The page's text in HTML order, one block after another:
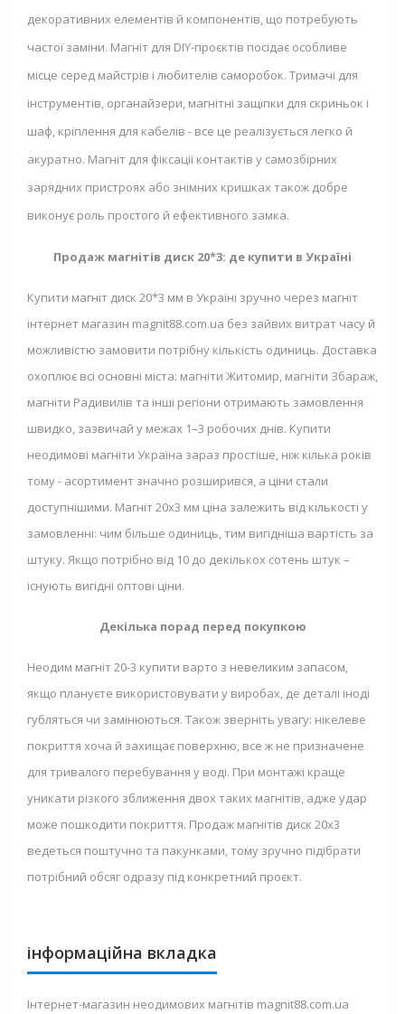
декоративних елементів й компонентів, що потребують
частої заміни. Магніт для DIY-проєктів посідає особливе
місце серед майстрів і любителів саморобок. Тримачі для
інструментів, органайзери, магнітні защіпки для скриньок і
шаф, кріплення для кабелів - все це реалізується легко й
акуратно. Магніт для фіксації контактів у самозбірних
зарядних пристроях або знімних кришках також добре
виконує роль простого й ефективного замка.
Продаж магнітів диск 20*3: де купити в Україні
Купити магніт диск 20*3 мм в Україні зручно через магніт
інтернет магазин magnit88.com.ua без зайвих витрат часу й
можливістю замовити потрібну кількість одиниць. Доставка
охоплює всі основні міста: магніти Житомир, магніти Збараж,
магніти Радивилів та інші регіони отримають замовлення
швидко, зазвичай у межах 1–3 робочих днів. Купити
неодимові магніти Україна зараз простіше, ніж кілька років
тому - асортимент значно розширився, а ціни стали
доступнішими. Магніт 20х3 мм ціна залежить від кількості у
замовленні: чим більше одиниць, тим вигідніша вартість за
штуку. Якщо потрібно від 10 до декількох сотень штук –
існують вигідні оптові ціни.
Декілька порад перед покупкою
Неодим магніт 20-3 купити варто з невеликим запасом,
якщо плануєте використовувати у виробах, де деталі іноді
губляться чи замінюються. Також зверніть увагу: нікелеве
покриття хоча й захищає поверхню, все ж не призначене
для тривалого перебування у воді. При монтажі краще
уникати різкого зближення двох таких магнітів, адже удар
може пошкодити покриття. Продаж магнітів диск 20х3
ведеться поштучно та пакунками, тому зручно підібрати
потрібний обсяг одразу під конкретний проєкт.
інформаційна вкладка
Інтернет-магазин неодимових магнітів magnit88.com.ua